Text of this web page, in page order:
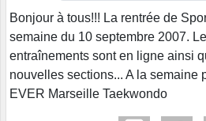
Bonjour à tous!!! La rentrée de
semaine du 10 septembre 2007.
entraînements sont en ligne ainsi
nouvelles sections... A la semaine
EVER Marseille Taekwondo